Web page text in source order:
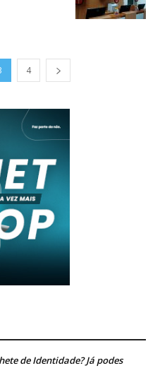
4
de Identidade? Já podes